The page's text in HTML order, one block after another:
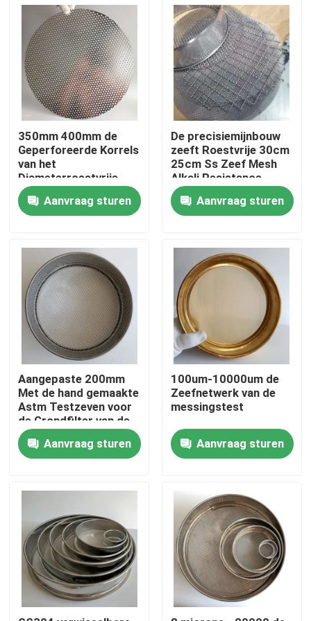
Huis
Producten
Ongeveer ons
Fabrieksreis
Kwaliteitscontrole
Contacteer ons
Roestvrij staal Geweven Netwerk
Het Netwerk van de roestvrij staalveiligheid
350mm 400mm de
Geperforeerde Korrels
van het
Diameterroestvrije
staal Zeef voor Één
KilogramAanvraag sturen
De precisiemijnbouw
zeeft Roestvrije 30cm
25cm Ss Zeef Mesh
Alkali Resistance
Aanvraag sturen
Aangepaste 200mm
Met de hand gemaakte
Astm Testzeven voor
de Grondfilter van de
Bloemfilter
Aanvraag sturen
100um-10000um de
Zeefnetwerk van de
messingstest
Aanvraag sturen